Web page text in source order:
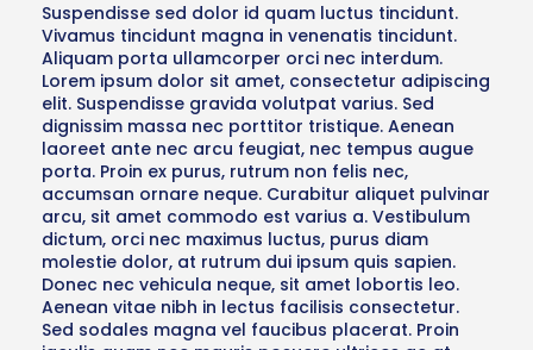
Suspendisse sed dolor id quam luctus tincidunt.
Vivamus tincidunt magna in venenatis tincidunt.
Aliquam porta ullamcorper orci nec interdum.
Lorem ipsum dolor sit amet, consectetur adipiscing
elit. Suspendisse gravida volutpat varius. Sed
dignissim massa nec porttitor tristique. Aenean
laoreet ante nec arcu feugiat, nec tempus augue
porta. Proin ex purus, rutrum non felis nec,
accumsan ornare neque. Curabitur aliquet pulvinar
arcu, sit amet commodo est varius a. Vestibulum
dictum, orci nec maximus luctus, purus diam
molestie dolor, at rutrum dui ipsum quis sapien.
Donec nec vehicula neque, sit amet lobortis leo.
Aenean vitae nibh in lectus facilisis consectetur.
Sed sodales magna vel faucibus placerat. Proin